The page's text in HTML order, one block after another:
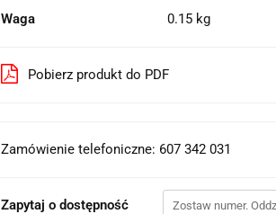
Waga 0.15 kg
Pobierz produkt do PDF
Zamówienie telefoniczne: 607 342 031
Zapytaj o dostępność